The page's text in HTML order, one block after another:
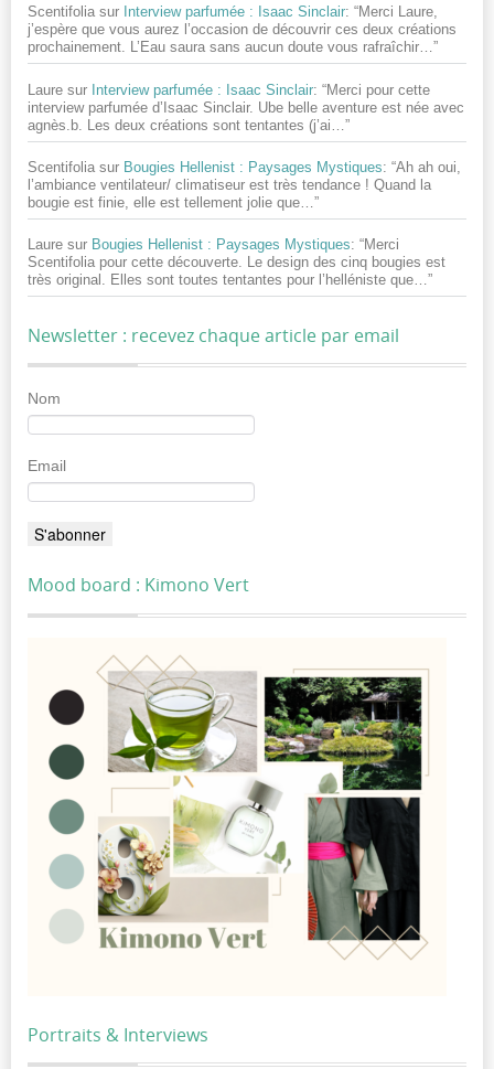
Scentifolia sur Interview parfumée : Isaac Sinclair: “Merci Laure,
j’espère que vous aurez l’occasion de découvrir ces deux créations
prochainement. L’Eau saura sans aucun doute vous rafraîchir…”
Laure sur Interview parfumée : Isaac Sinclair: “Merci pour cette
interview parfumée d’Isaac Sinclair. Ube belle aventure est née avec
agnès.b. Les deux créations sont tentantes (j’ai… ”
Scentifolia sur Bougies Hellenist : Paysages Mystiques: “Ah ah oui,
l’ambiance ventilateur/ climatiseur est très tendance ! Quand la
bougie est finie, elle est tellement jolie que… ”
Laure sur Bougies Hellenist : Paysages Mystiques: “Merci
Scentifolia pour cette découverte. Le design des cinq bougies est
très original. Elles sont toutes tentantes pour l’helléniste que… ”
Newsletter : recevez chaque article par email
Nom
Email
Mood board : Kimono Vert
Portraits & Interviews